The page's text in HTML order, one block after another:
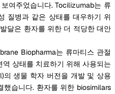
여주었습니다. Tocilizumab는 류
질병과 같은 상태를 대우하기 위
달은 환자를 위한 더 적당한 대안
Biopharma는 류마티스 관절
상태를 치료하기 위해 사용되는
생물 학자 버전을 개발 및 상용
했습니다. 환자를 위한 biosimilars